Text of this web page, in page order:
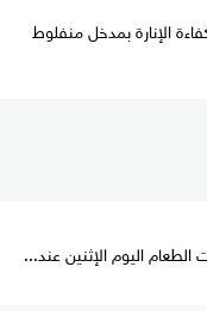
الإنارة بمدخل منفلوط
اليوم الإثنين عند...